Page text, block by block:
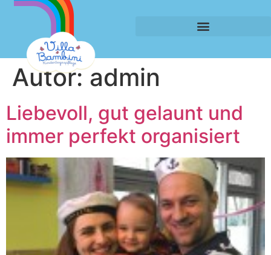
Autor:admin
Liebevoll, gut gelaunt und
immer perfekt organisiert